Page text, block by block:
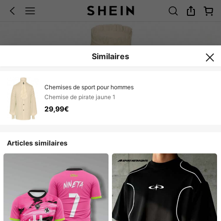
Similaires
Chemises de sport pour hommes
Chemise de pirate jaune 1
29,99€
Articles similaires